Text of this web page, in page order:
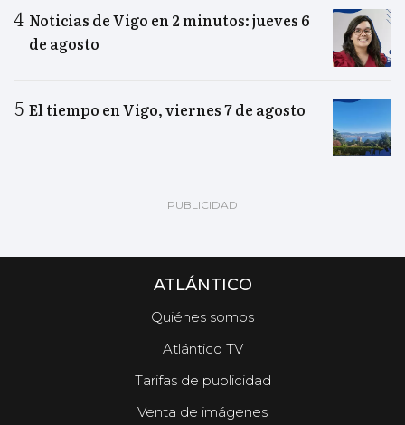
Noticias de Vigo en 2 minutos: jueves 6
de agosto
El tiempo en Vigo, viernes 7 de agosto
ATLÁNTICO
Quiénes somos
Atlántico TV
Tarifas de publicidad
Venta de imágenes